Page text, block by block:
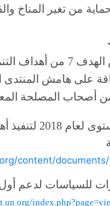
من تغير المناخ
الهدف 7 من أهداف
على هامش المنتدى
من أصحاب المصلحة
لعام 2018 لتنفيذ
content/documents/
للسياسات لدعم